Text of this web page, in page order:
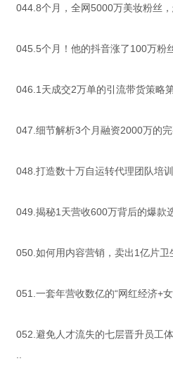
044.8个月，全网5000万美妆粉丝
045.5个月！他的抖音涨了100万粉
046.1天成交2万单的引流带货策略
047.细节解析3个月融资2000万的
048.打造数十万自运转代理团队培
049.揭秘1天营收600万背后的爆款
050.如何用内容营销，卖出1亿片
051.一套年营收数亿的“网红经济+
052.避免人才流失的七层晋升员工